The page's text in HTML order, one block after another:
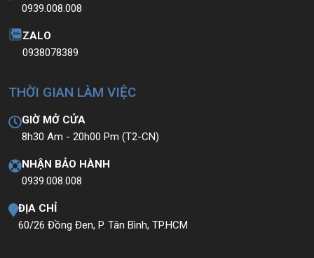
0939.008.008
ZALO
0938078389
THỜI GIAN LÀM VIỆC
GIỜ MỞ CỬA
8h30 Am - 20h00 Pm (T2-CN)
NHẬN BẢO HÀNH
0939.008.008
ĐỊA CHỈ
60/26 Đồng Đen, P. Tân Bình, TP.HCM